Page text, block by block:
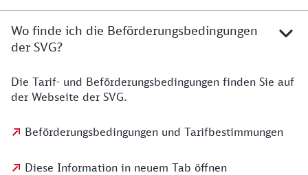
Wo finde ich die Beförderungsbedingungen
der SVG?
Die Tarif- und Beförderungsbedingungen finden Sie auf
der Webseite der SVG.
Beförderungsbedingungen und Tarifbestimmungen
Diese Information in neuem Tab öffnen